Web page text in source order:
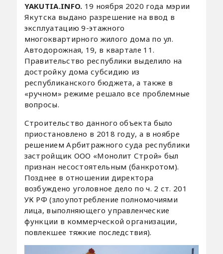
YAKUTIA.INFO. 19 ноября 2020 года мэрии
Якутска выдано разрешение на ввод в
эксплуатацию 9-этажного
многоквартирного жилого дома по ул.
Автодорожная, 19, в квартале 11.
Правительство республики выделило на
достройку дома субсидию из
республиканского бюджета, а также в
«ручном» режиме решало все проблемные
вопросы.
Строительство данного объекта было
приостановлено в 2018 году, а в ноябре
решением Арбитражного суда республики
застройщик ООО «Монолит Строй» был
признан несостоятельным (банкротом).
Позднее в отношении директора
возбуждено уголовное дело по ч. 2 ст. 201
УК РФ (злоупотребление полномочиями
лица, выполняющего управленческие
функции в коммерческой организации,
повлекшее тяжкие последствия).